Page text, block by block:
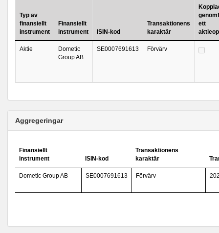
Typ av
finansiellt
instrument
Finansiellt
instrument
ISIN-kod
Transaktionens
karaktär
ett
Aktie
Dometic
Group AB
SE0007691613 Förvärv
Aggregeringar
Finansiellt
instrument
ISIN-kod
Transaktionens
karaktär
Dometic Group AB SE0007691613 Förvärv